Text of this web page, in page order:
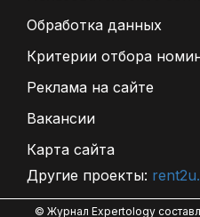
Обработка данных
Критерии отбора
Реклама на сайте
Вакансии
Карта сайта
Другие проекты:
© Журнал Expertology